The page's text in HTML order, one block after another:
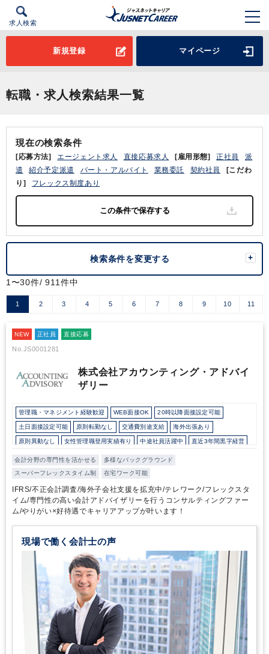
求人検索
新規登録 マイページ
転職・求人検索結果一覧
1 2 3 4 5 6 7 8 9 10 11
NEW 正社員 直接応募
No.JS0001281
株式会社アカウンティング・アドバイ
ザリー
管理職・マネジメント経験歓迎 WEB面接OK 20時以降面接設定可能
土日面接設定可能 原則転勤なし 交通費別途支給 海外出張あり
原則異動なし 女性管理職登用実績有り 中途社員活躍中 直近3年間黒字経営
在宅ワーク制度あり フレックス制度あり
駅から徒歩5分以内 オフィスカジュアルOK
完全週休2日制 英語力を活かす 総合力（Big４～準大手）
顧客開拓にノウハウあり 独自サービス
会計分野の専門性を活かせる
多様なバックグラウンド
スーパーフレックスタイム制
在宅ワーク可能
IFRS/不正会計調査/海外子会社支援を拡充中/テレワーク/フレックスタ
イム/専門性の高い会計アドバイザリーを行うコンサルティングファー
ム/やりがい×好待遇でキャリアアップが叶います！
現場で働く会計士の声
現在の検索条件
[応募方法] エージェント求人 直接応募求人 [雇用形態] 正社員
派
遣
紹介予定派遣 パート・アルバイト 業務委託 契約社員
[こだわ
り]
フレックス制度あり
検索条件を変更する
1〜30件/ 911件中